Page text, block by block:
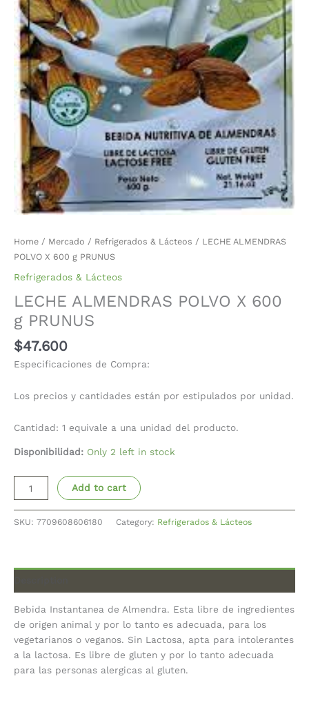
Home / Mercado / Refrigerados & Lácteos / LECHE ALMENDRAS
POLVO X 600 g PRUNUS
Refrigerados & Lácteos
LECHE ALMENDRAS POLVO X 600
g PRUNUS
$47.600
Especificaciones de Compra:
Los precios y cantidades están por estipulados por unidad.
Cantidad: 1 equivale a una unidad del producto.
Disponibilidad: Only 2 left in stock
Add to cart
SKU: 7709608606180 Category: Refrigerados & Lácteos
Bebida Instantanea de Almendra. Esta libre de ingredientes
de origen animal y por lo tanto es adecuada, para los
vegetarianos o veganos. Sin Lactosa, apta para intolerantes
a la lactosa. Es libre de gluten y por lo tanto adecuada
para las personas alergicas al gluten.